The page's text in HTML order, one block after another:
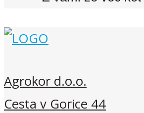
Agrokor d.o.o.
Cesta v Gorice 44